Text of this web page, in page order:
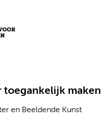
toegankelijk maken
en Beeldende Kunst